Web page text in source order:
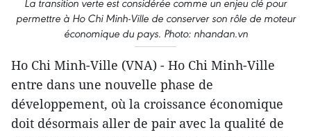
La transition verte est considérée comme un enjeu clé pour
permettre à Ho Chi Minh-Ville de conserver son rôle de moteur
économique du pays. Photo: nhandan.vn
Ho Chi Minh-Ville (VNA) - Ho Chi Minh-Ville
entre dans une nouvelle phase de
développement, où la croissance économique
doit désormais aller de pair avec la qualité de